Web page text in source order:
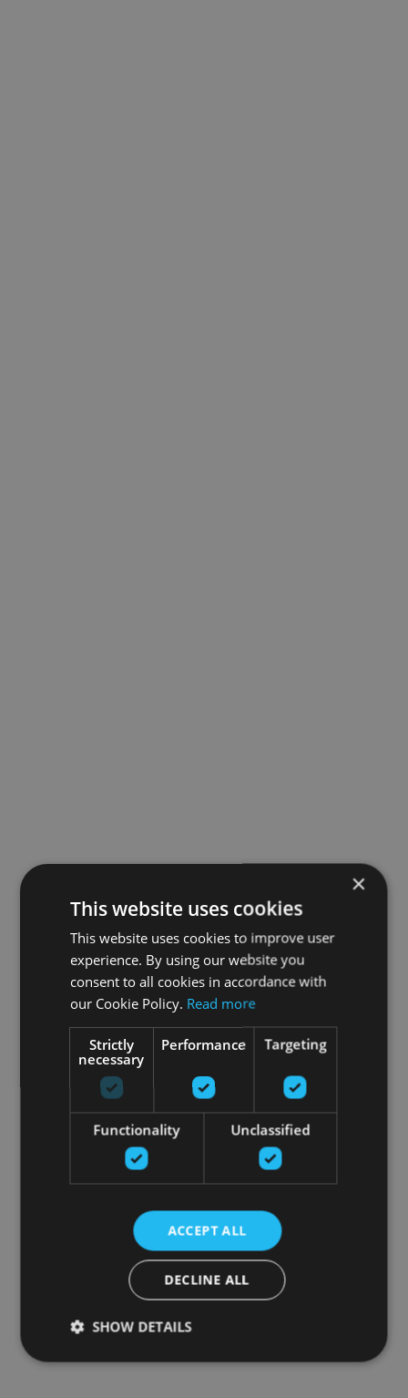
×
This website uses cookies
This website uses cookies to improve user
experience. By using our website you
consent to all cookies in accordance with
our Cookie Policy. Read more
Strictly
necessary
Performance Targeting
Functionality Unclassified
ACCEPT ALL
DECLINE ALL
SHOW DETAILS